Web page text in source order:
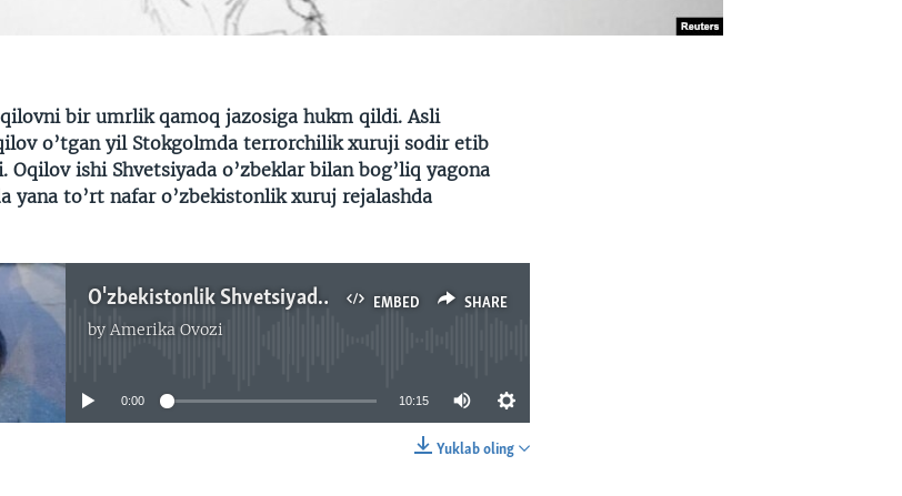
bir umrlik qamoq jazosiga hukm qildi. Asli
o’tgan yil Stokgolmda terrorchilik xuruji sodir etib
Oqilov ishi Shvetsiyada o’zbeklar bilan bog’liq yagona
yana to’rt nafar o’zbekistonlik xuruj rejalashda
EMBED SHARE
O'zbekistonlik Shvetsiyada bir umr qamoqda o'tiradi
byAmerika Ovozi
No media source currently available
0:00 10:15
Yuklab oling